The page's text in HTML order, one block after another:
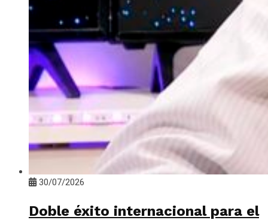
30/07/2026
Doble éxito internacional para el